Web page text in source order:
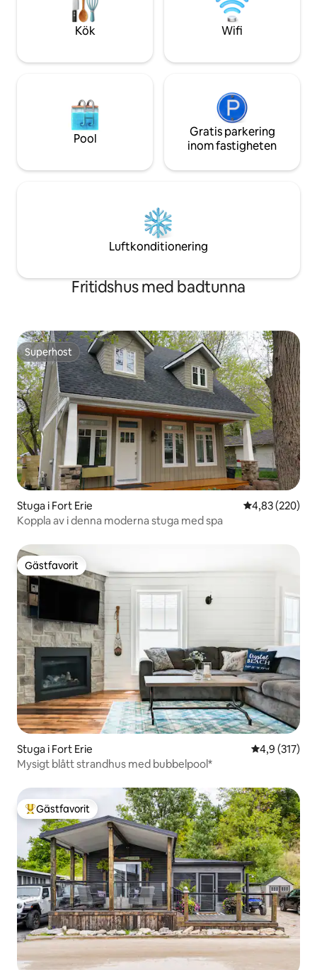
att vara värd för
25 dollar per natt
Kök Wifi
Pool
Gratis parkering
inom fastigheten
Luftkonditionering
Fritidshus med badtunna
Superhost
Superhost
Stuga i Fort Erie 4,83 av 5 i
4,83 (220)
Koppla av i denna moderna stuga med spa
Gästfavorit
Gästfavorit
Stuga i Fort Erie 4,9 av 5 i
4,9 (317)
Mysigt blått strandhus med bubbelpool*
Populär gästfavorit
Gästfavorit